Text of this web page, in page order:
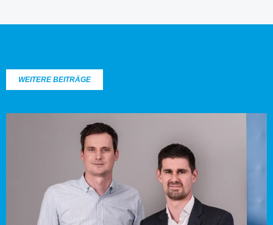
WEITERE BEITRÄGE